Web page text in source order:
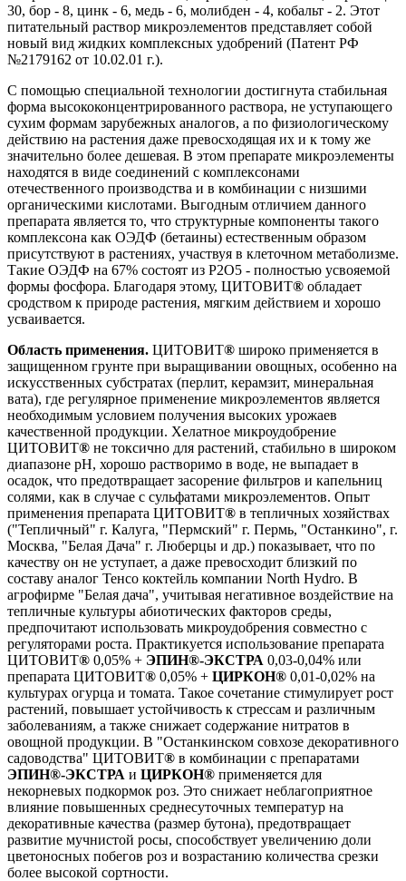
30, бор - 8, цинк - 6, медь - 6, молибден - 4, кобальт - 2. Этот
питательный раствор микроэлементов представляет собой
новый вид жидких комплексных удобрений (Патент РФ
№2179162 от 10.02.01 г.).
С помощью специальной технологии достигнута стабильная
форма высококонцентрированного раствора, не уступающего
сухим формам зарубежных аналогов, а по физиологическому
действию на растения даже превосходящая их и к тому же
значительно более дешевая. В этом препарате микроэлементы
находятся в виде соединений с комплексонами
отечественного производства и в комбинации с низшими
органическими кислотами. Выгодным отличием данного
препарата является то, что структурные компоненты такого
комплексона как ОЭДФ (бетаины) естественным образом
присутствуют в растениях, участвуя в клеточном метаболизме.
Такие ОЭДФ на 67% состоят из P2O5 - полностью усвояемой
формы фосфора. Благодаря этому, ЦИТОВИТ® обладает
сродством к природе растения, мягким действием и хорошо
усваивается.
Область применения. ЦИТОВИТ® широко применяется в
защищенном грунте при выращивании овощных, особенно на
искусственных субстратах (перлит, керамзит, минеральная
вата), где регулярное применение микроэлементов является
необходимым условием получения высоких урожаев
качественной продукции. Хелатное микроудобрение
ЦИТОВИТ® не токсично для растений, стабильно в широком
диапазоне pH, хорошо растворимо в воде, не выпадает в
осадок, что предотвращает засорение фильтров и капельниц
солями, как в случае с сульфатами микроэлементов. Опыт
применения препарата ЦИТОВИТ® в тепличных хозяйствах
("Тепличный" г. Калуга, "Пермский" г. Пермь, "Останкино", г.
Москва, "Белая Дача" г. Люберцы и др.) показывает, что по
качеству он не уступает, а даже превосходит близкий по
составу аналог Тенсо коктейль компании North Hydro. В
агрофирме "Белая дача", учитывая негативное воздействие на
тепличные культуры абиотических факторов среды,
предпочитают использовать микроудобрения совместно с
регуляторами роста. Практикуется использование препарата
ЦИТОВИТ® 0,05% + ЭПИН®-ЭКСТРА 0,03-0,04% или
препарата ЦИТОВИТ® 0,05% + ЦИРКОН® 0,01-0,02% на
культурах огурца и томата. Такое сочетание стимулирует рост
растений, повышает устойчивость к стрессам и различным
заболеваниям, а также снижает содержание нитратов в
овощной продукции. В "Останкинском совхозе декоративного
садоводства" ЦИТОВИТ® в комбинации с препаратами
ЭПИН®-ЭКСТРА и ЦИРКОН® применяется для
некорневых подкормок роз. Это снижает неблагоприятное
влияние повышенных среднесуточных температур на
декоративные качества (размер бутона), предотвращает
развитие мучнистой росы, способствует увеличению доли
цветоносных побегов роз и возрастанию количества срезки
более высокой сортности.